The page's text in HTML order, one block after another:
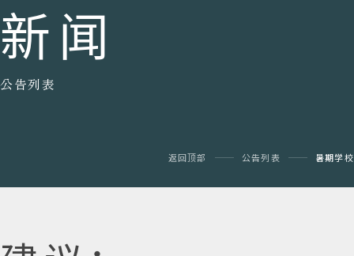
新闻
公告列表
返回顶部 公告列表 暑期学校